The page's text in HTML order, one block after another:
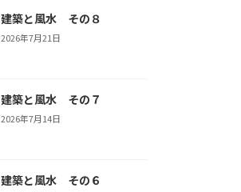
建築と風水 その８
2026年7月21日
建築と風水 その７
2026年7月14日
建築と風水 その６